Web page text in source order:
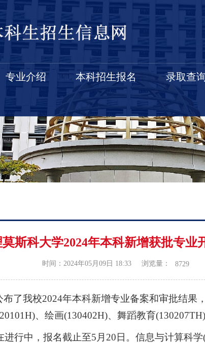
专业介绍 本科招生报名 录取查
斯科大学2024年本科新增获批专业
时间：2024年05月09日 18:33 浏览量： 8729
了我校2024年本科新增专业备案和审批结果
、绘画(130402H)、舞蹈教育
行中，报名截止至5月20日。信息与计算科